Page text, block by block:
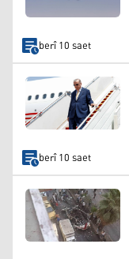
berî 10 saet
berî 10 saet